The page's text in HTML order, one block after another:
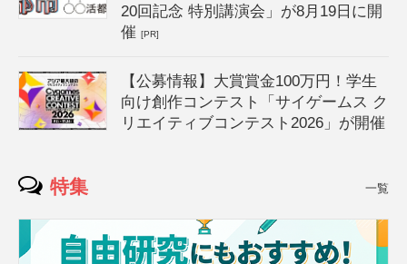
20回記念 特別講演会」が8月19日に開
催[PR]
【公募情報】大賞賞金100万円！学生
向け創作コンテスト「サイゲームス ク
リエイティブコンテスト2026」が開催
特集 一覧